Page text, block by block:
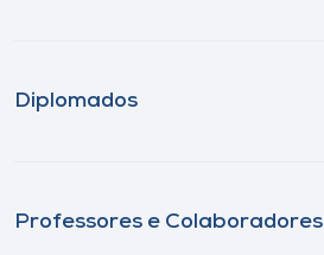
Diplomados
Professores e Colaboradores